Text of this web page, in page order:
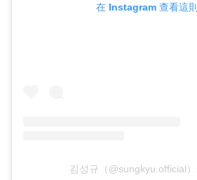
在 Instagram 查看這
김성규（@sungkyu.official